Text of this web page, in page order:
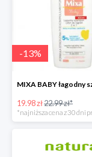
-13%
19.98 zł22.99 zł*